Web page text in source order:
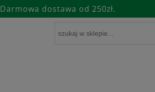
Darmowa dostawa od 250zł.